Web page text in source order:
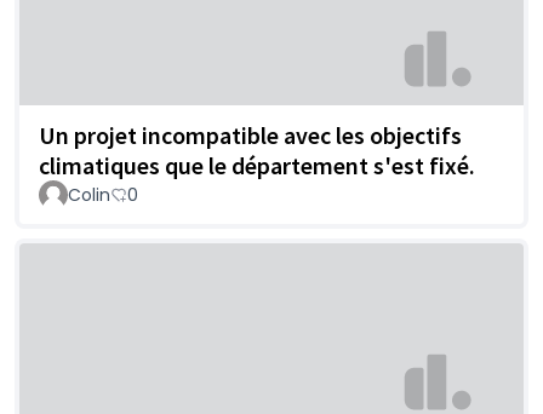
Un projet incompatible avec les objectifs
climatiques que le département s'est fixé.
Colin 0